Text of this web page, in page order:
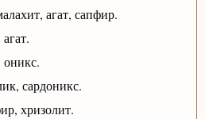
агат, сапфир.
оникс.
сардоникс.
хризолит.